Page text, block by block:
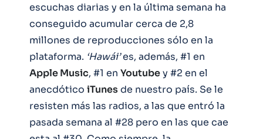
escuchas diarias y en la última semana ha
conseguido acumular cerca de 2,8
millones de reproducciones sólo en la
plataforma. ‘Hawái’es, además, #1 en
Apple Music, #1 en Youtubey #2 en el
anecdótico iTunesde nuestro país. Se le
resisten más las radios, a las que entró la
pasada semana al #28 pero en las que cae